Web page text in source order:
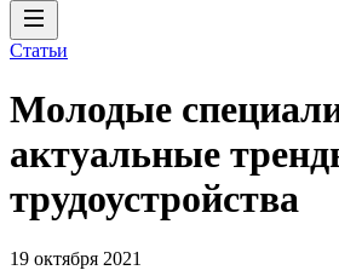
Статьи
Молодые
актуальные
трудоустройства
19 октября 2021